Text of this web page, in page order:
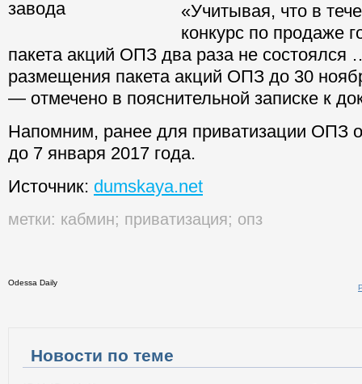
«Учитывая, что в
конкурс по продаже
пакета акций ОПЗ два раза не состоялся
размещения пакета акций ОПЗ до 30
— отмечено в пояснительной записке к
Напомним, ранее для приватизации ОПЗ
до 7 января 2017 года.
Источник: dumskaya.net
метки: кабмин; приватизация; опз
Odessa Daily